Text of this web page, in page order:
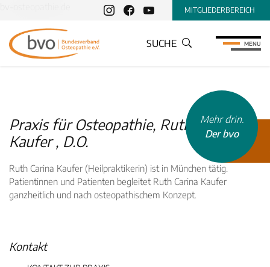
MITGLIEDERBEREICH
SUCHE MENU
Praxis für Osteopathie, Ruth Carina
Kaufer , D.O.
Ruth Carina Kaufer (Heilpraktikerin) ist in München tätig.
Patientinnen und Patienten begleitet Ruth Carina Kaufer
ganzheitlich und nach osteopathischem Konzept.
Kontakt
Mehr drin.
Der bvo
Schulen